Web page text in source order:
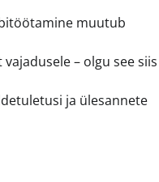
muutub
– olgu see siis
ja ülesannete